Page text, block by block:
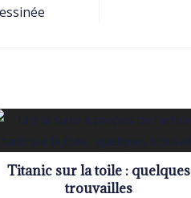
Titanic sur la toile : quelques
trouvailles